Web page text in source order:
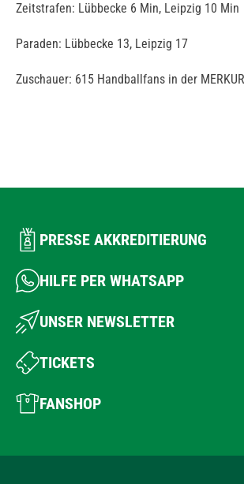
Zeitstrafen: Lübbecke 6 Min, Leipzig 10 Min
Paraden: Lübbecke 13, Leipzig 17
Zuschauer: 615 Handballfans in der
PRESSE AKKREDITIERUNG
HILFE PER WHATSAPP
UNSER NEWSLETTER
TICKETS
FANSHOP